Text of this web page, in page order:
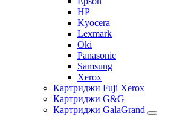
HP
Kyocera
Lexmark
Oki
Panasonic
Samsung
Xerox
Картриджи Fuji Xerox
Картриджи G&G
Картриджи GalaGrand